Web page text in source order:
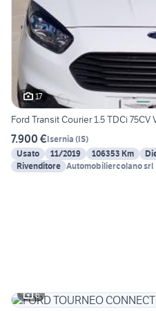
17
Ford Transit Courier 1.5 TDCi 75CV
7.900 €Isernia (IS)
Usato
11/2019 106353 Km
Rivenditore Automobiliercolano srl
6